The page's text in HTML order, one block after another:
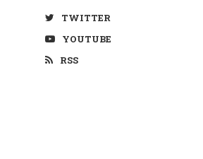
TWITTER
YOUTUBE
RSS